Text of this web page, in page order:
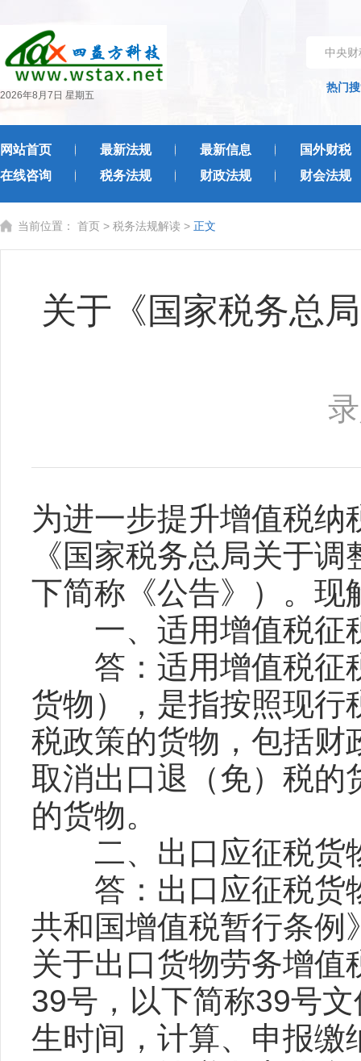
2026年8月7日 星期五
中央
热门
网站首页 最新法规 最新信息
国外财税
在线咨询
税务法规 财政法规 财会法规
当前位置： 首页 > 税务法规解读 > 正文
关于《国家税务总
为进一步提升增值税
《国家税务总局关于
下简称《公告》）。现
一、适用增值税征
答：适用增值税征税
货物），是指按照现行
税政策的货物，包括财
取消出口退（免）税的
的货物。
二、出口应征税货
答：出口应征税货物
共和国增值税暂行条例
关于出口货物劳务增
39号，以下简称39号
生时间，计算、申报缴